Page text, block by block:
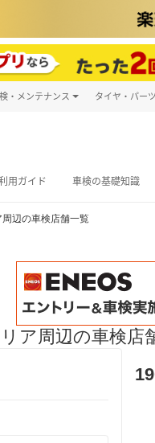
・メンテナンス タイヤ・パー
用ガイド 車検の基礎知識
辺の車検店舗一覧
ア周辺の車検店